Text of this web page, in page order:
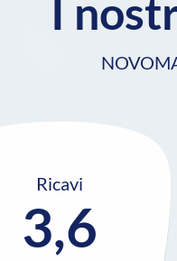
I
Ricavi
3,6